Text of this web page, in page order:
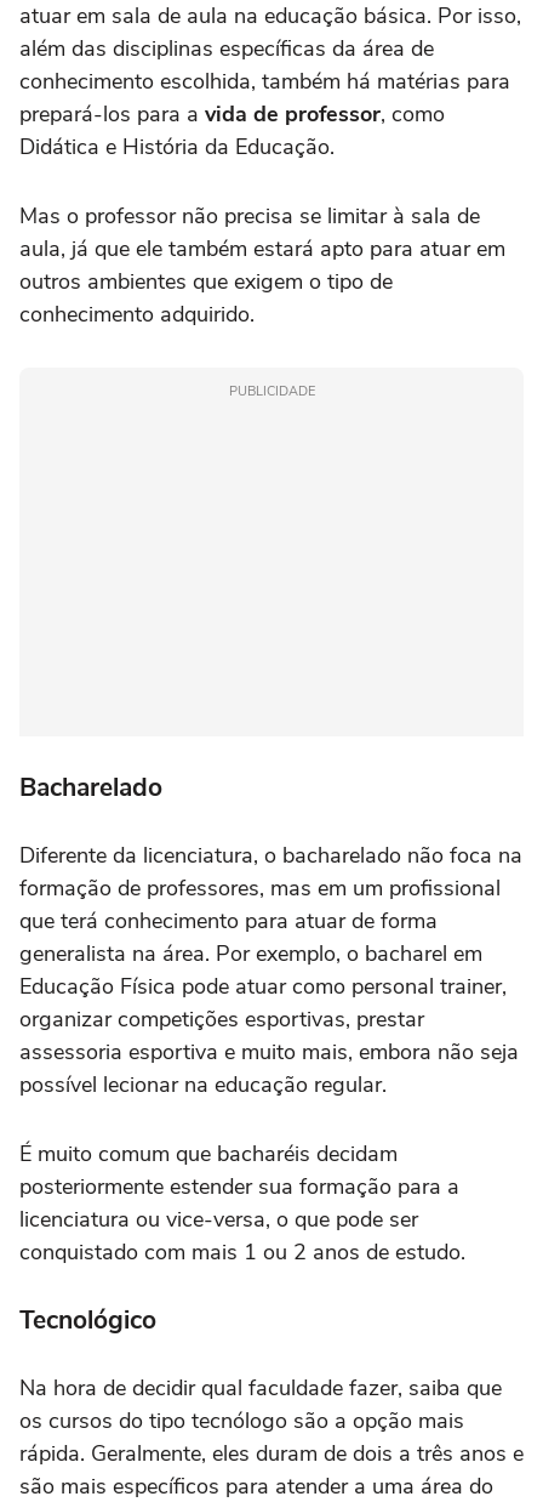
atuar em sala de aula na educação básica. Por isso,
além das disciplinas específicas da área de
conhecimento escolhida, também há matérias para
prepará-los para a vida de professor, como
Didática e História da Educação.
Mas o professor não precisa se limitar à sala de
aula, já que ele também estará apto para atuar em
outros ambientes que exigem o tipo de
conhecimento adquirido.
PUBLICIDADE
Bacharelado
Diferente da licenciatura, o bacharelado não foca na
formação de professores, mas em um profissional
que terá conhecimento para atuar de forma
generalista na área. Por exemplo, o bacharel em
Educação Física pode atuar como personal trainer,
organizar competições esportivas, prestar
assessoria esportiva e muito mais, embora não seja
possível lecionar na educação regular.
É muito comum que bacharéis decidam
posteriormente estender sua formação para a
licenciatura ou vice-versa, o que pode ser
conquistado com mais 1 ou 2 anos de estudo.
Tecnológico
Na hora de decidir qual faculdade fazer, saiba que
os cursos do tipo tecnólogo são a opção mais
rápida. Geralmente, eles duram de dois a três anos e
são mais específicos para atender a uma área do